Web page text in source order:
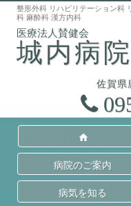
城内病院
整形外科 リハビリテーション科
科 麻酔科 漢方内科
佐賀県
病院のご案内
病気を知る